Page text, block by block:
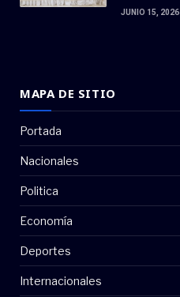
JUNIO 15, 2026
MAPA DE SITIO
Portada
Nacionales
Politica
Economía
Deportes
Internacionales